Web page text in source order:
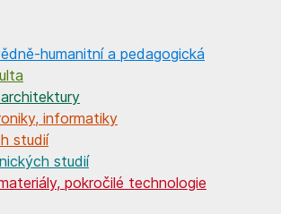
humanitní a pedagogická
informatiky
studií
studií
pokročilé technologie